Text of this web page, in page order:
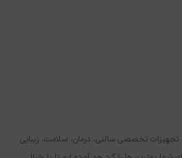
تخصصی سالنی، درمان، سلامت، زیبایی